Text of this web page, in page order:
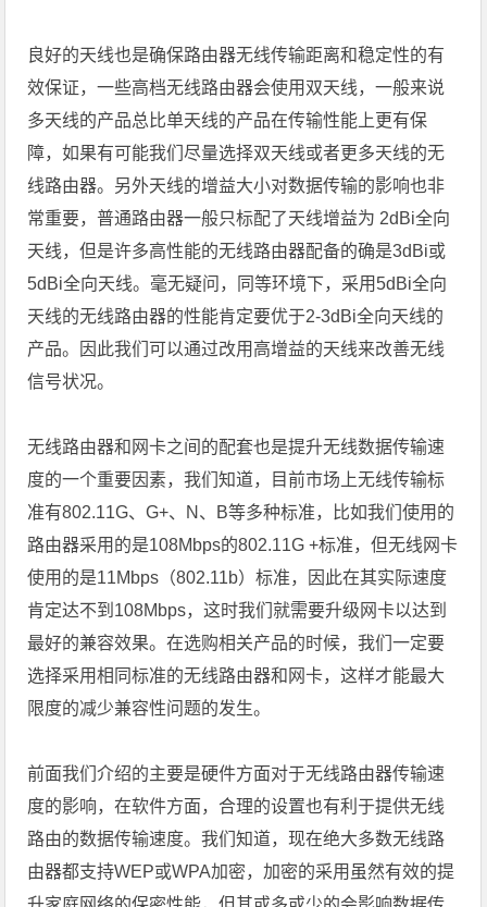
良好的天线也是确保路由器无线传输距离和稳定性的有
效保证，一些高档无线路由器会使用双天线，一般来说
多天线的产品总比单天线的产品在传输性能上更有保
障，如果有可能我们尽量选择双天线或者更多天线的无
线路由器。另外天线的增益大小对数据传输的影响也非
常重要，普通路由器一般只标配了天线增益为 2dBi全向
天线，但是许多高性能的无线路由器配备的确是3dBi或
5dBi全向天线。毫无疑问，同等环境下，采用5dBi全向
天线的无线路由器的性能肯定要优于2-3dBi全向天线的
产品。因此我们可以通过改用高增益的天线来改善无线
信号状况。
无线路由器和网卡之间的配套也是提升无线数据传输速
度的一个重要因素，我们知道，目前市场上无线传输标
准有802.11G、G+、N、B等多种标准，比如我们使用的
路由器采用的是108Mbps的802.11G +标准，但无线网卡
使用的是11Mbps（802.11b）标准，因此在其实际速度
肯定达不到108Mbps，这时我们就需要升级网卡以达到
最好的兼容效果。在选购相关产品的时候，我们一定要
选择采用相同标准的无线路由器和网卡，这样才能最大
限度的减少兼容性问题的发生。
前面我们介绍的主要是硬件方面对于无线路由器传输速
度的影响，在软件方面，合理的设置也有利于提供无线
路由的数据传输速度。我们知道，现在绝大多数无线路
由器都支持WEP或WPA加密，加密的采用虽然有效的提